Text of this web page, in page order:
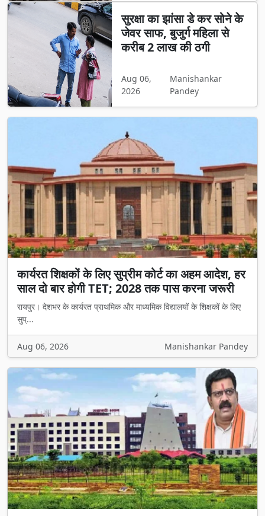
सुरक्षा का झांसा डे कर सोने के
जेवर साफ, बुजुर्ग महिला से
करीब 2 लाख की ठगी
Aug 06,
2026
Manishankar
Pandey
कार्यरत शिक्षकों के लिए सुप्रीम कोर्ट का अहम आदेश, हर
साल दो बार होगी TET; 2028 तक पास करना जरूरी
रायपुर। देशभर के कार्यरत प्राथमिक और माध्यमिक विद्यालयों के शिक्षकों के लिए
सुप्...
Aug 06, 2026 Manishankar Pandey